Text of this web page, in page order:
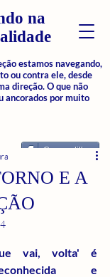
na
estamos navegando,
ou contra ele, desde
direção. O que não
ancorados por muito
Compartilhar
E A
5 estrelas.
vai, volta' é
e